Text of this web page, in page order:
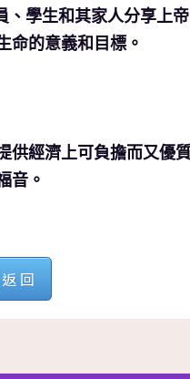
學生和其家人分享上帝
命的意義和目標。
供經濟上可負擔而又優
音。
回